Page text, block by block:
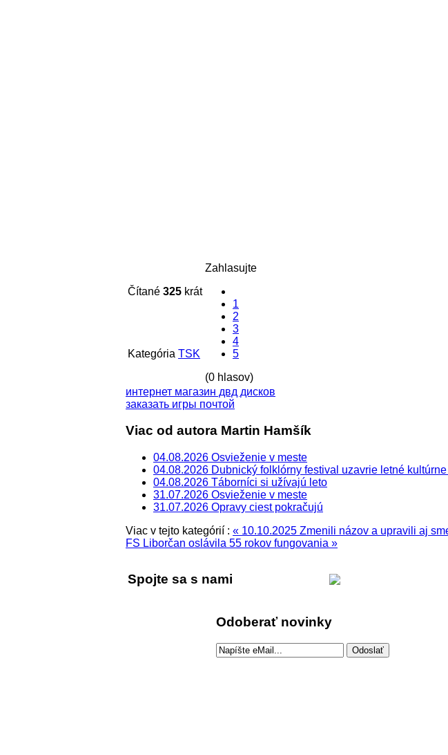
Čítané 325 krát
Zahlasujte
1
2
3
4
5
(0 hlasov)
Kategória TSK
интернет магазин двд дисков
заказать игры почтой
Viac od autora Martin Hamšík
04.08.2026 Osvieženie v meste
04.08.2026 Dubnický folklórny festival uzavrie letné
04.08.2026 Táborníci si užívajú leto
31.07.2026 Osvieženie v meste
31.07.2026 Opravy ciest pokračujú
Viac v tejto kategórií : « 10.10.2025 Zmenili názov a upravili aj
FS Liborčan oslávila 55 rokov fungovania »
Spojte sa s nami
Odoberať novinky